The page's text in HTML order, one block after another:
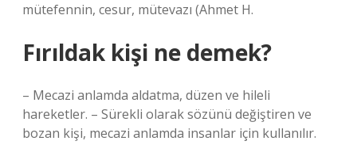
mütefennin, cesur, mütevazı (Ahmet H.
Fırıldak kişi ne demek?
– Mecazi anlamda aldatma, düzen ve hileli
hareketler. – Sürekli olarak sözünü değiştiren ve
bozan kişi, mecazi anlamda insanlar için kullanılır.